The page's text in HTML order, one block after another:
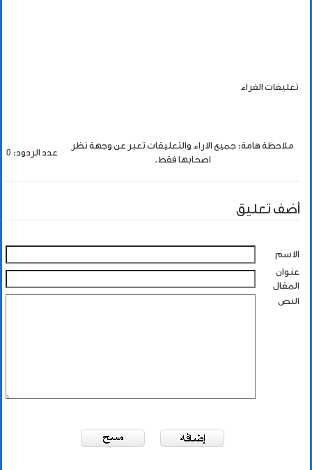
تعليقات القراء
ملاحظة هامة: جميع الاراء والتعليقات تعبر عن وجهة نظر
اصحابها فقط.
عدد الردود: 0
أضف تعليق
الاسم
عنوان
المقال
النص